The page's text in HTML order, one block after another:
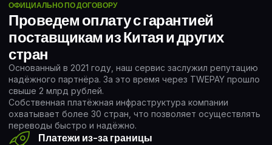
ОФИЦИАЛЬНО ПО ДОГОВОРУ
Проведем оплату с гарантией
поставщикам из Китая и других
стран
Основанный в 2021 году, наш сервис заслужил репутацию
надёжного партнёра. За это время через TWEPAY прошло
свыше 2 млрд рублей.
Собственная платёжная инфраструктура компании
охватывает более 30 стран, что позволяет осуществлять
переводы быстро и надёжно.
Платежи из-за границы